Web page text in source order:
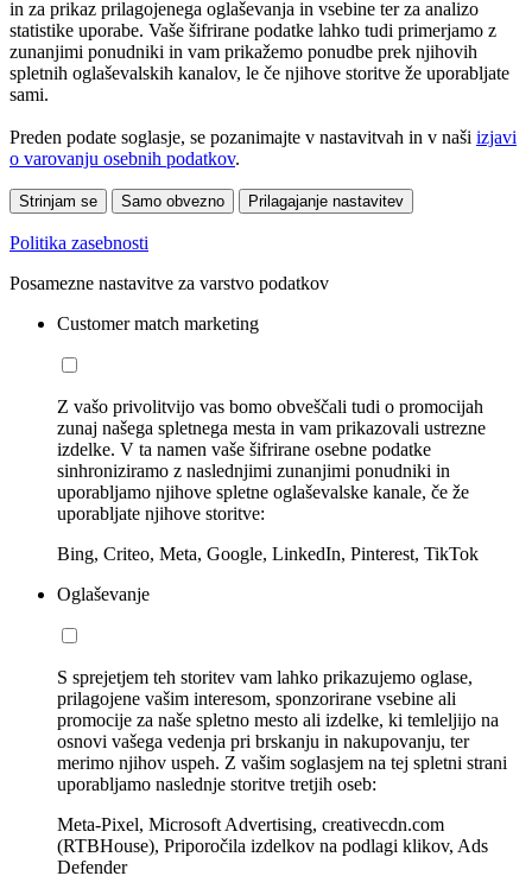
in za prikaz prilagojenega oglaševanja in vsebine ter za analizo
statistike uporabe. Vaše šifrirane podatke lahko tudi primerjamo z
zunanjimi ponudniki in vam prikažemo ponudbe prek njihovih
spletnih oglaševalskih kanalov, le če njihove storitve že uporabljate
sami.
Preden podate soglasje, se pozanimajte v nastavitvah in v naši izjavi
o varovanju osebnih podatkov.
Strinjam se Samo obvezno Prilagajanje nastavitev
Politika zasebnosti
Posamezne nastavitve za varstvo podatkov
Customer match marketing
Z vašo privolitvijo vas bomo obveščali tudi o promocijah
zunaj našega spletnega mesta in vam prikazovali ustrezne
izdelke. V ta namen vaše šifrirane osebne podatke
sinhroniziramo z naslednjimi zunanjimi ponudniki in
uporabljamo njihove spletne oglaševalske kanale, če že
uporabljate njihove storitve:
Bing, Criteo, Meta, Google, LinkedIn, Pinterest, TikTok
Oglaševanje
S sprejetjem teh storitev vam lahko prikazujemo oglase,
prilagojene vašim interesom, sponzorirane vsebine ali
promocije za naše spletno mesto ali izdelke, ki temleljijo na
osnovi vašega vedenja pri brskanju in nakupovanju, ter
merimo njihov uspeh. Z vašim soglasjem na tej spletni strani
uporabljamo naslednje storitve tretjih oseb:
Meta-Pixel, Microsoft Advertising, creativecdn.com
(RTBHouse), Priporočila izdelkov na podlagi klikov, Ads
Defender